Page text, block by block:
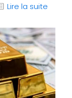
Lire la suite